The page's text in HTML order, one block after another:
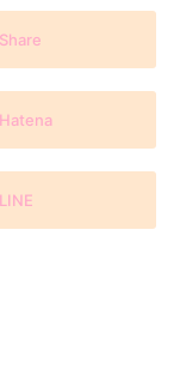
Share
Hatena
LINE